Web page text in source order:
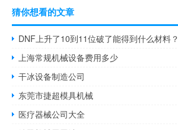
猜你想看的文章
DNF上升了10到11位破了能得到什么材料？
上海常规机械设备费用多少
干冰设备制造公司
东莞市捷超模具机械
医疗器械公司大全